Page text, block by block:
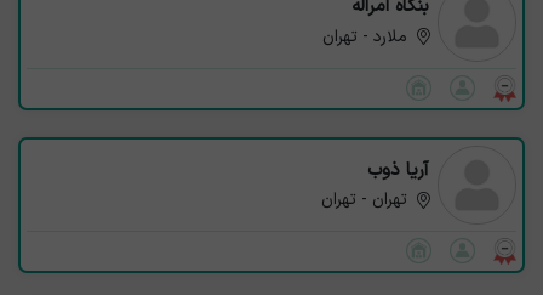
بنگاه امراله
ملارد - تهران
آریا ذوب
تهران - تهران